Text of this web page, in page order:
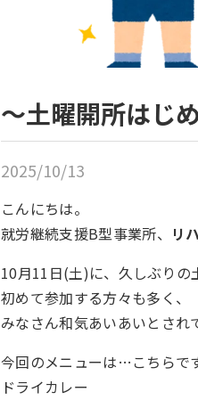
～土曜開所はじ
2025/10/13
こんにちは。
就労継続支援B型事業所、 リ
10月11日(土)に、久しぶりの
初めて参加する方々も多く、
みなさん和気あいあいとさ
今回のメニューは…こちらで
ドライカレー